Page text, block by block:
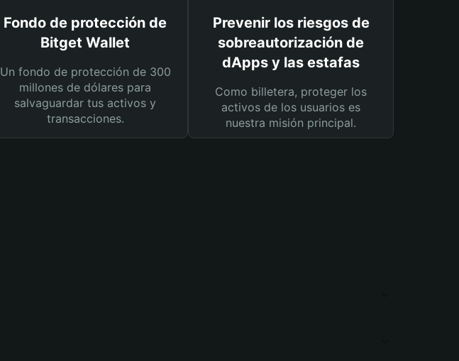
Fondo de protección de
Bitget Wallet
Un fondo de protección de 300
millones de dólares para
salvaguardar tus activos y
transacciones.
Prevenir los riesgos de
sobreautorización de
dApps y las estafas
Como billetera, proteger los
activos de los usuarios es
nuestra misión principal.